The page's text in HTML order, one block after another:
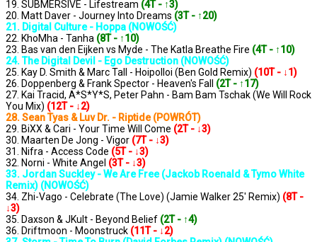
19. SUBMERSIVE - Lifestream (4T - ↑3)
20. Matt Daver - Journey Into Dreams (3T - ↑20)
21. Digital Culture - Hoppa (NOWOŚĆ)
22. KhoMha - Tanha (8T - ↑10)
23. Bas van den Eijken vs Myde - The Katla Breathe Fire (4T - ↑10)
24. The Digital Devil - Ego Destruction (NOWOŚĆ)
25. Kay D. Smith & Marc Tall - Hoipolloi (Ben Gold Remix) (10T - ↓1)
26. Doppenberg & Frank Spector - Heaven's Fall (2T - ↑17)
27. Kai Tracid, A*S*Y*S, Peter Pahn - Bam Bam Tschak (We Will Rock
You Mix) (12T - ↓2)
28. Sean Tyas & Luv Dr. - Riptide (POWRÓT)
29. BiXX & Cari - Your Time Will Come (2T - ↓3)
30. Maarten De Jong - Vigor (7T - ↓3)
31. Nifra - Access Code (5T - ↓3)
32. Norni - White Angel (3T - ↓3)
33. Jordan Suckley - We Are Free (Jackob Roenald & Tymo White
Remix) (NOWOŚĆ)
34. Zhi-Vago - Celebrate (The Love) (Jamie Walker 25' Remix) (8T -
↓3)
35. Daxson & JKult - Beyond Belief (2T - ↑4)
36. Driftmoon - Moonstruck (11T - ↓2)